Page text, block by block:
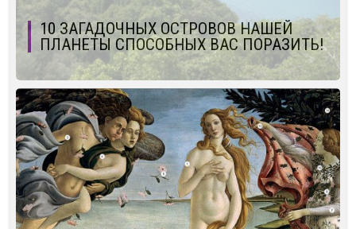
10 ЗАГАДОЧНЫХ ОСТРОВОВ НАШЕЙ
ПЛАНЕТЫ СПОСОБНЫХ ВАС ПОРАЗИТЬ!